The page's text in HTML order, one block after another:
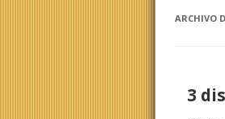
ARCHIVO
3